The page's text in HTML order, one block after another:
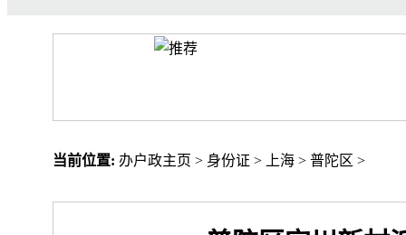
当前位置: 办户政主页 > 身份证 > 上海 > 普陀区 >